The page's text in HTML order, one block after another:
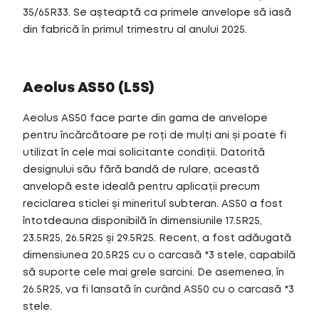
35/65R33. Se așteaptă ca primele anvelope să iasă
din fabrică în primul trimestru al anului 2025.
Aeolus AS50 (L5S)
Aeolus AS50 face parte din gama de anvelope
pentru încărcătoare pe roți de mulți ani și poate fi
utilizat în cele mai solicitante condiții. Datorită
designului său fără bandă de rulare, această
anvelopă este ideală pentru aplicații precum
reciclarea sticlei și mineritul subteran. AS50 a fost
întotdeauna disponibilă în dimensiunile 17.5R25,
23.5R25, 26.5R25 și 29.5R25. Recent, a fost adăugată
dimensiunea 20.5R25 cu o carcasă *3 stele, capabilă
să suporte cele mai grele sarcini. De asemenea, în
26.5R25, va fi lansată în curând AS50 cu o carcasă *3
stele.